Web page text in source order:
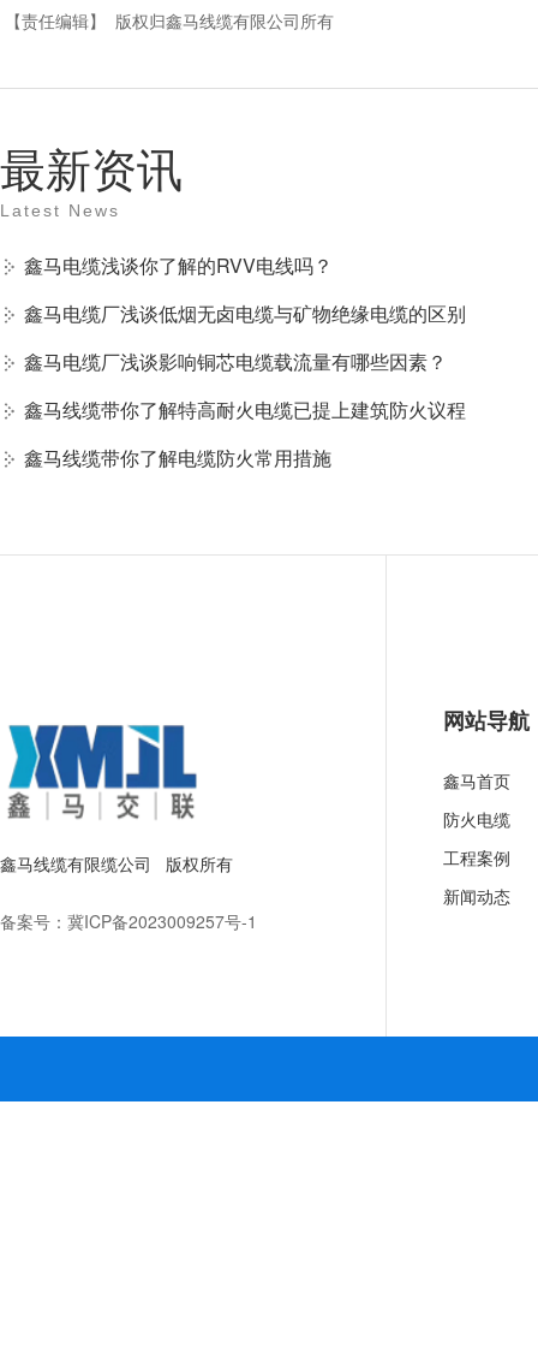
【责任编辑】
版权归鑫马线缆有限公司所有
最新资讯
Latest News
鑫马电缆浅谈你了解的RVV电线吗？
鑫马电缆厂浅谈低烟无卤电缆与矿物绝缘电缆的区别
鑫马电缆厂浅谈影响铜芯电缆载流量有哪些因素？
鑫马线缆带你了解特高耐火电缆已提上建筑防火议程
鑫马线缆带你了解电缆防火常用措施
鑫马线缆有限缆公司 版权所有
备案号： 冀ICP备2023009257号-1
网站导航
鑫马首页
防火电缆
工程案例
新闻动态